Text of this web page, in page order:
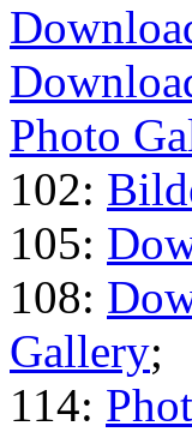
Photo
102:
105:
108:
Gallery;
114: